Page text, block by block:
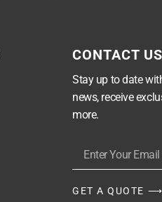
CONTACT US
Stay up to date
news, receive
more.
GET A QUOTE ⟶